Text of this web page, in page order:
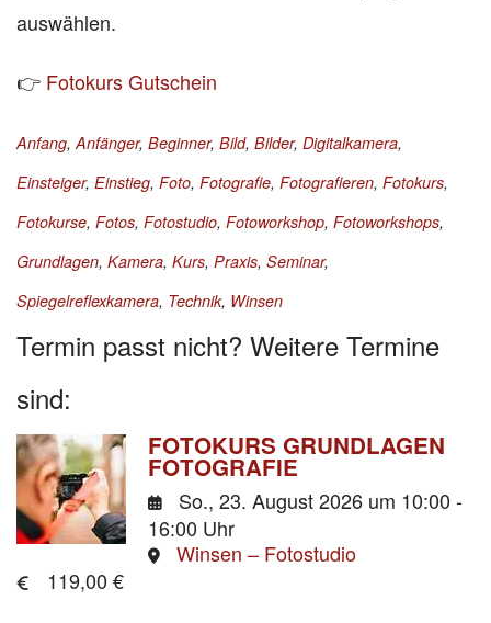
auswählen.
👉 Fotokurs Gutschein
Anfang, Anfänger, Beginner, Bild, Bilder, Digitalkamera,
Einsteiger, Einstieg, Foto, Fotografie, Fotografieren, Fotokurs,
Fotokurse, Fotos, Fotostudio, Fotoworkshop, Fotoworkshops,
Grundlagen, Kamera, Kurs, Praxis, Seminar,
Spiegelreflexkamera, Technik, Winsen
Termin passt nicht? Weitere Termine
sind:
FOTOKURS GRUNDLAGEN
FOTOGRAFIE
So., 23. August 2026 um 10:00 -
16:00 Uhr
Winsen – Fotostudio
119,00 €